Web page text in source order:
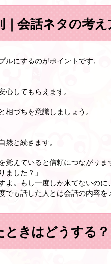
｜会話ネタの考え
ルにするのがポイントです。
心してもらえます。
相づちを意識しましょう。
然と続きます。
えていると信頼につながりま
ました？」
よ。もし一度しか来てないの
でも話した人とは会話の内容を
きはどうする？